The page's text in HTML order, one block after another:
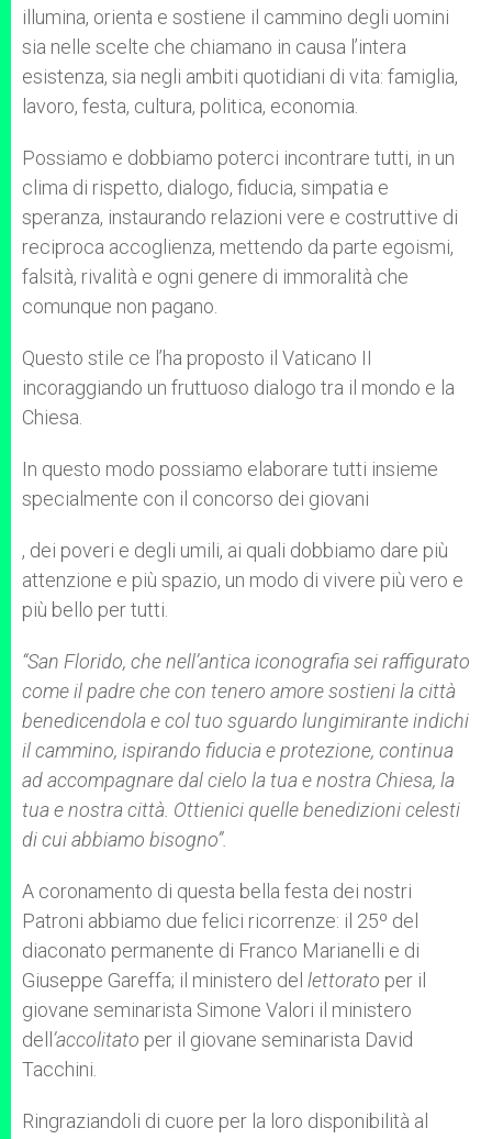
illumina, orienta e sostiene il cammino degli uomini
sia nelle scelte che chiamano in causa l’intera
esistenza, sia negli ambiti quotidiani di vita: famiglia,
lavoro, festa, cultura, politica, economia.
Possiamo e dobbiamo poterci incontrare tutti, in un
clima di rispetto, dialogo, fiducia, simpatia e
speranza, instaurando relazioni vere e costruttive di
reciproca accoglienza, mettendo da parte egoismi,
falsità, rivalità e ogni genere di immoralità che
comunque non pagano.
Questo stile ce l’ha proposto il Vaticano II
incoraggiando un fruttuoso dialogo tra il mondo e la
Chiesa.
In questo modo possiamo elaborare tutti insieme
specialmente con il concorso dei giovani
, dei poveri e degli umili, ai quali dobbiamo dare più
attenzione e più spazio, un modo di vivere più vero e
più bello per tutti.
“San Florido, che nell’antica iconografia sei raffigurato
come il padre che con tenero amore sostieni la città
benedicendola e col tuo sguardo lungimirante indichi
il cammino, ispirando fiducia e protezione, continua
ad accompagnare dal cielo la tua e nostra Chiesa, la
tua e nostra città. Ottienici quelle benedizioni celesti
di cui abbiamo bisogno”.
A coronamento di questa bella festa dei nostri
Patroni abbiamo due felici ricorrenze: il 25º del
diaconato permanente di Franco Marianelli e di
Giuseppe Gareffa; il ministero del lettorato per il
giovane seminarista Simone Valori il ministero
dell ’accolitato per il giovane seminarista David
Tacchini.
Ringraziandoli di cuore per la loro disponibilità al